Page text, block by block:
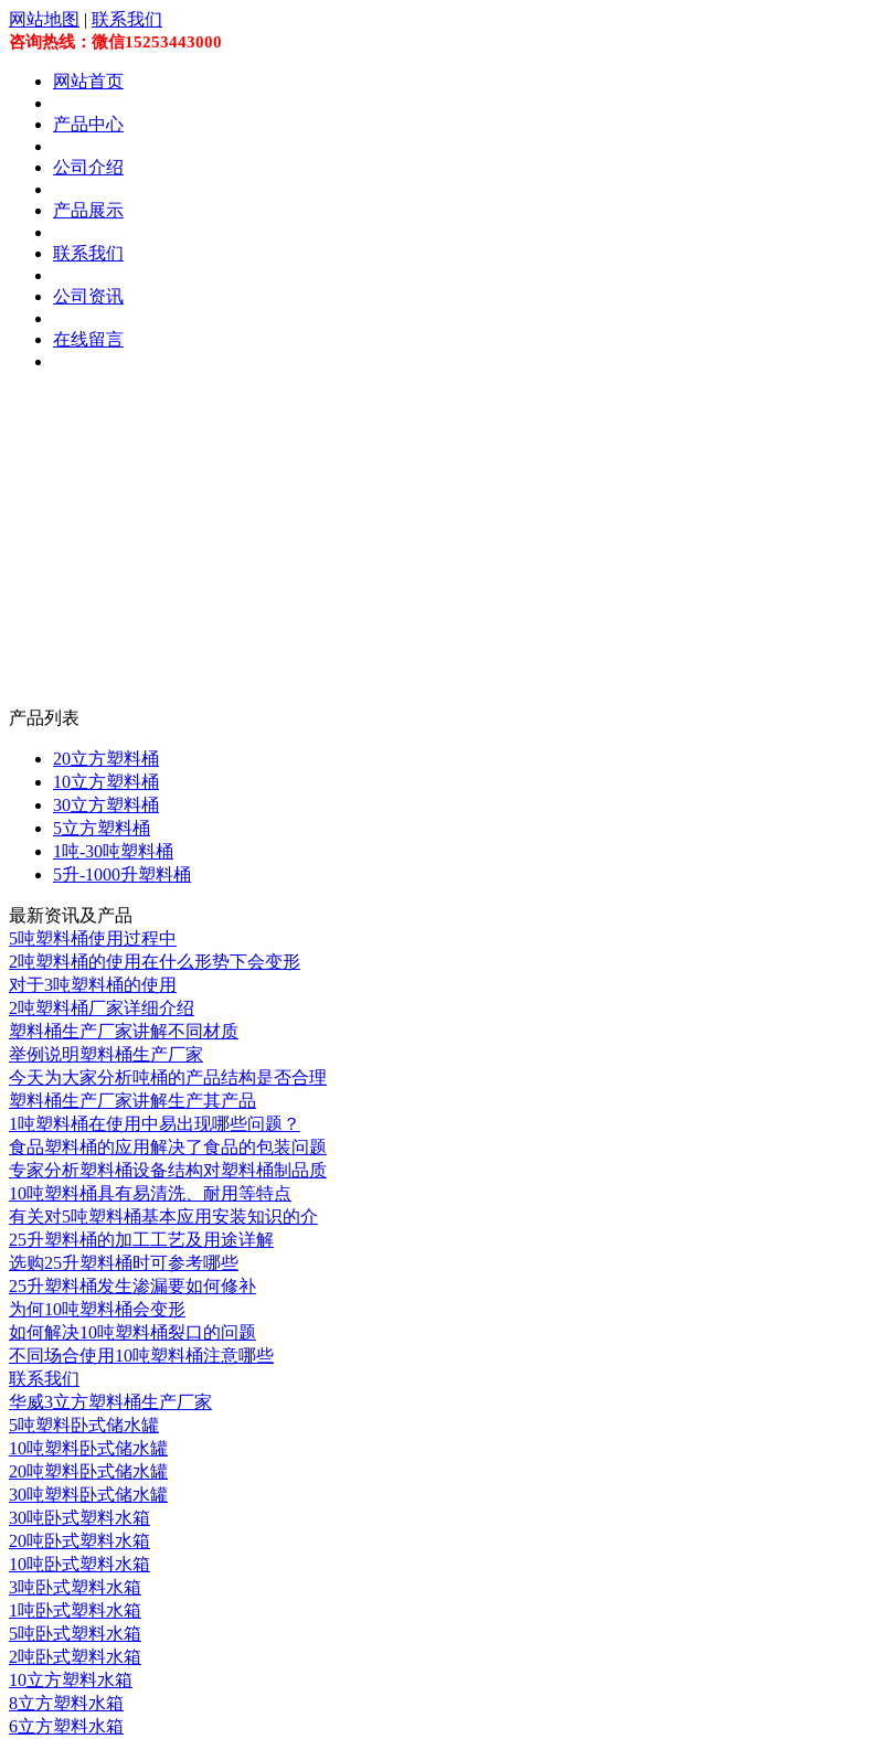
网站地图 | 联系我们
咨询热线：微信15253443000
网站首页
产品中心
公司介绍
产品展示
联系我们
公司资讯
在线留言
产品列表
20立方塑料桶
10立方塑料桶
30立方塑料桶
5立方塑料桶
1吨-30吨塑料桶
5升-1000升塑料桶
最新资讯及产品
5吨塑料桶使用过程中
2吨塑料桶的使用在什么形势下会变形
对于3吨塑料桶的使用
2吨塑料桶厂家详细介绍
塑料桶生产厂家讲解不同材质
举例说明塑料桶生产厂家
今天为大家分析吨桶的产品结构是否合理
塑料桶生产厂家讲解生产其产品
1吨塑料桶在使用中易出现哪些问题？
食品塑料桶的应用解决了食品的包装问题
专家分析塑料桶设备结构对塑料桶制品质
10吨塑料桶具有易清洗、耐用等特点
有关对5吨塑料桶基本应用安装知识的介
25升塑料桶的加工工艺及用途详解
选购25升塑料桶时可参考哪些
25升塑料桶发生渗漏要如何修补
为何10吨塑料桶会变形
如何解决10吨塑料桶裂口的问题
不同场合使用10吨塑料桶注意哪些
联系我们
华威3立方塑料桶生产厂家
5吨塑料卧式储水罐
10吨塑料卧式储水罐
20吨塑料卧式储水罐
30吨塑料卧式储水罐
30吨卧式塑料水箱
20吨卧式塑料水箱
10吨卧式塑料水箱
3吨卧式塑料水箱
1吨卧式塑料水箱
5吨卧式塑料水箱
2吨卧式塑料水箱
10立方塑料水箱
8立方塑料水箱
6立方塑料水箱